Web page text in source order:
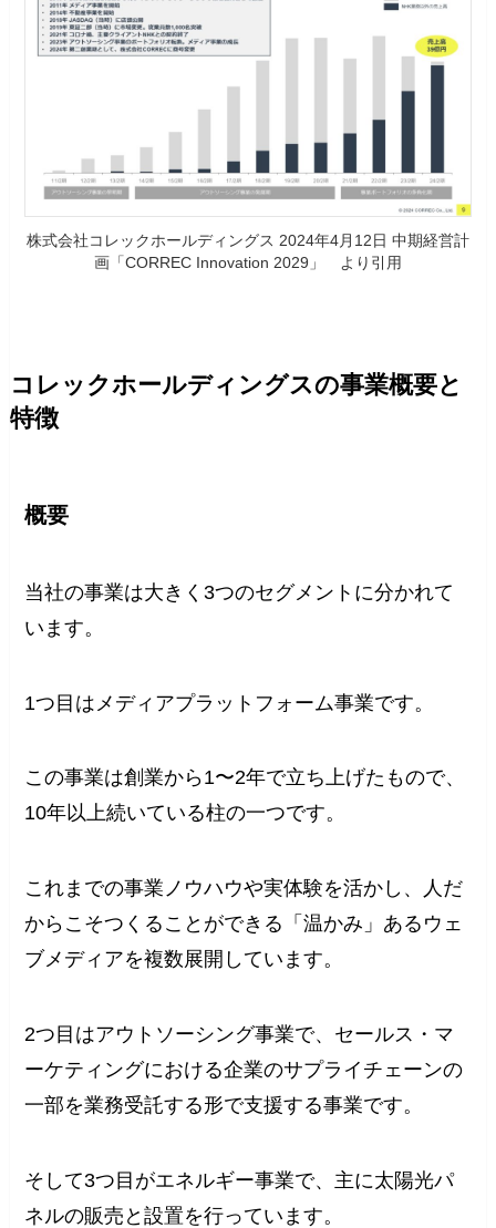
株式会社コレックホールディングス 2024年4月12日 中期経営計
画「CORREC Innovation 2029」 より引用
コレックホールディングスの事業概要と
特徴
概要
当社の事業は大きく3つのセグメントに分かれて
います。
1つ目はメディアプラットフォーム事業です。
この事業は創業から1〜2年で立ち上げたもので、
10年以上続いている柱の一つです。
これまでの事業ノウハウや実体験を活かし、人だ
からこそつくることができる「温かみ」あるウェ
ブメディアを複数展開しています。
2つ目はアウトソーシング事業で、セールス・マ
ーケティングにおける企業のサプライチェーンの
一部を業務受託する形で支援する事業です。
そして3つ目がエネルギー事業で、主に太陽光パ
ネルの販売と設置を行っています。